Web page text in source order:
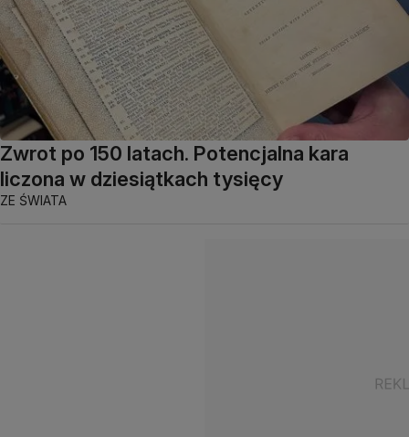
Zwrot po 150 latach. Potencjalna kara
liczona w dziesiątkach tysięcy
ZE ŚWIATA